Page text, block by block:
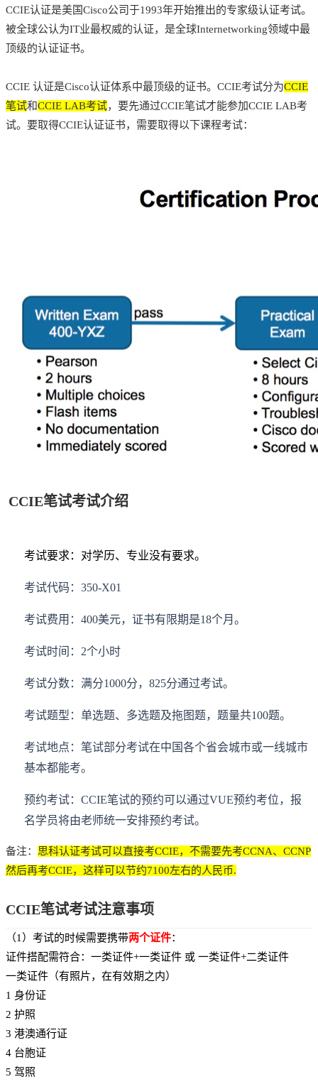
CCIE认证是美国Cisco公司于1993年开始推出的专家级认证考试。
被全球公认为IT业最权威的认证，是全球Internetworking领域中最
顶级的认证证书。
CCIE 认证是Cisco认证体系中最顶级的证书。CCIE考试分为CCIE
笔试和CCIE LAB考试，要先通过CCIE笔试才能参加CCIE LAB考
试。要取得CCIE认证证书，需要取得以下课程考试：
CCIE笔试考试介绍
考试要求：对学历、专业没有要求。
考试代码：350-X01
考试费用：400美元，证书有限期是18个月。
考试时间：2个小时
考试分数：满分1000分，825分通过考试。
考试题型：单选题、多选题及拖图题，题量共100题。
考试地点：笔试部分考试在中国各个省会城市或一线城市
基本都能考。
预约考试：CCIE笔试的预约可以通过VUE预约考位，报
名学员将由老师统一安排预约考试。
备注： 思科认证考试可以直接考CCIE，不需要先考CCNA、CCNP
然后再考CCIE，这样可以节约7100左右的人民币.
CCIE笔试考试注意事项
（1）考试的时候需要携带两个证件：
证件搭配需符合：一类证件+一类证件 或 一类证件+二类证件
一类证件（有照片，在有效期之内）
1 身份证
2 护照
3 港澳通行证
4 台胞证
5 驾照